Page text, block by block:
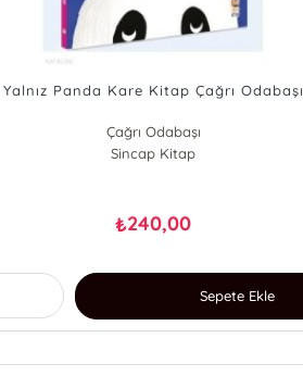
Yalnız Panda Kare Kitap Çağrı Odabaşı
Çağrı Odabaşı
Sincap Kitap
₺240,00
Sepete Ekle